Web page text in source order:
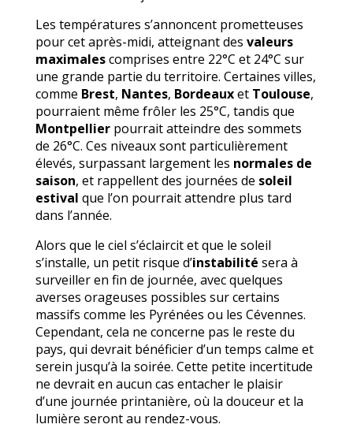
Les températures s’annoncent prometteuses
pour cet après-midi, atteignant des valeurs
maximalescomprises entre 22°C et 24°C sur
une grande partie du territoire. Certaines villes,
comme Brest, Nantes, Bordeauxet Toulouse,
pourraient même frôler les 25°C, tandis que
Montpellierpourrait atteindre des sommets
de 26°C. Ces niveaux sont particulièrement
élevés, surpassant largement les normales de
saison, et rappellent des journées de soleil
estival que l’on pourrait attendre plus tard
dans l’année.
Alors que le ciel s’éclaircit et que le soleil
s’installe, un petit risque d’instabilité sera à
surveiller en fin de journée, avec quelques
averses orageuses possibles sur certains
massifs comme les Pyrénées ou les Cévennes.
Cependant, cela ne concerne pas le reste du
pays, qui devrait bénéficier d’un temps calme et
serein jusqu’à la soirée. Cette petite incertitude
ne devrait en aucun cas entacher le plaisir
d’une journée printanière, où la douceur et la
lumière seront au rendez-vous.